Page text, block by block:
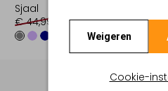
Weigeren
Cookie-
Sjaal
€ 44,99
€ 35,99